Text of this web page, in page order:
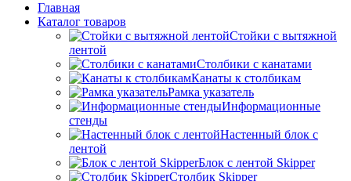
Главная
Каталог товаров
Стойки с вытяжной
лентой
Столбики с канатами
Канаты к столбикам
Рамка указатель
Информационные
стенды
Настенный блок с
лентой
Блок с лентой Skipper
Столбик Skipper